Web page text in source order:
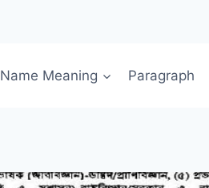
Name Meaning Paragraph